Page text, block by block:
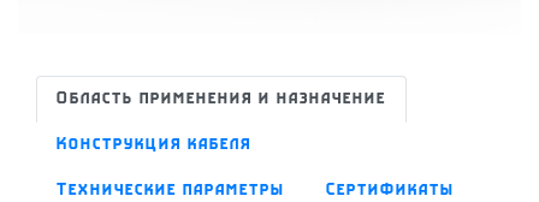
Область применения и назначение
Конструкция кабеля
Технические параметры Сертификаты